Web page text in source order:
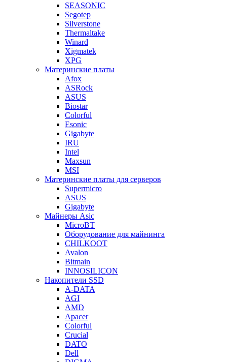
SEASONIC
Segotep
Silverstone
Thermaltake
Winard
Xigmatek
XPG
Материнские платы
Afox
ASRock
ASUS
Biostar
Colorful
Esonic
Gigabyte
IRU
Intel
Maxsun
MSI
Материнские платы для серверов
Supermicro
ASUS
Gigabyte
Майнеры Asic
MicroBT
Оборудование для майнинга
CHILKOOT
Avalon
Bitmain
INNOSILICON
Накопители SSD
A-DATA
AGI
AMD
Apacer
Colorful
Crucial
DATO
Dell